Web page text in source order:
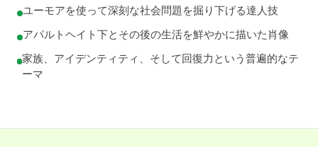
ユーモアを使って深刻な社会問題を掘り下げる達人技
アパルトヘイト下とその後の生活を鮮やかに描いた肖像
家族、アイデンティティ、そして回復力という普遍的なテ
ーマ